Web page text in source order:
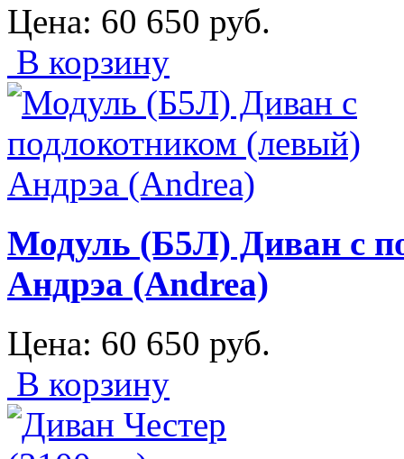
Цена: 60 650 руб.
В корзину
Модуль (Б5Л) Диван с
Андрэа (Andrea)
Цена: 60 650 руб.
В корзину